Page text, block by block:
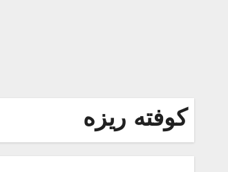
کوفته ریزه